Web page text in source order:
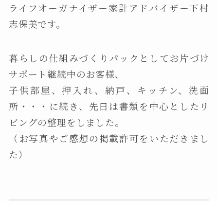
ライフオーガナイザー家計アドバイザー下村
志保美です。
暮らしの仕組みづくりパックとしてお片づけ
サポート継続中のお客様、
子供部屋、押入れ、納戸、キッチン、洗面
所・・・に続き、先日は書類を中心としたリ
ビングの整理をしました。
（お写真やご感想の掲載許可をいただきまし
た）